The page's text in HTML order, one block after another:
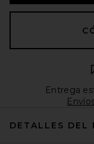
Entrega
DETALLES DEL